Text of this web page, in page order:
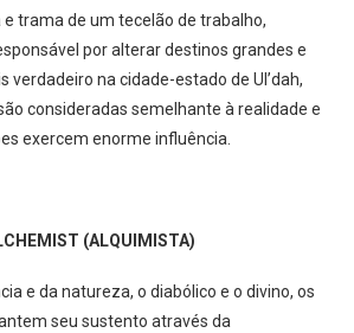
e trama de um tecelão de trabalho,
por alterar destinos grandes e
verdadeiro na cidade-estado de Ul’dah,
consideradas semelhante à realidade e
exercem enorme influência.
(ALQUIMISTA)
e da natureza, o diabólico e o divino, os
seu sustento através da